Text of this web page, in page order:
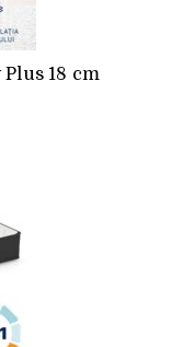
18 cm